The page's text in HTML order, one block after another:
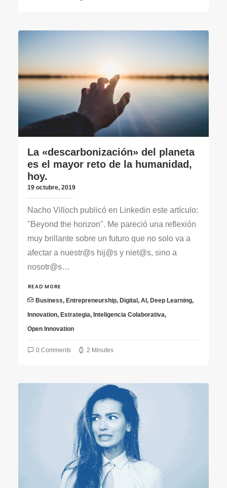
La «descarbonización» del planeta
es el mayor reto de la humanidad,
hoy.
19 octubre, 2019
Nacho Villoch publicó en Linkedin este artículo:
"Beyond the horizon". Me pareció una reflexión
muy brillante sobre un futuro que no solo va a
afectar a nuestr@s hij@s y niet@s, sino a
nosotr@s…
READ MORE
Business, Entrepreneurship, Digital , AI , Deep Learning,
Innovation, Estrategia, Inteligencia Colaborativa,
Open Innovation
0 Comments 2 Minutes